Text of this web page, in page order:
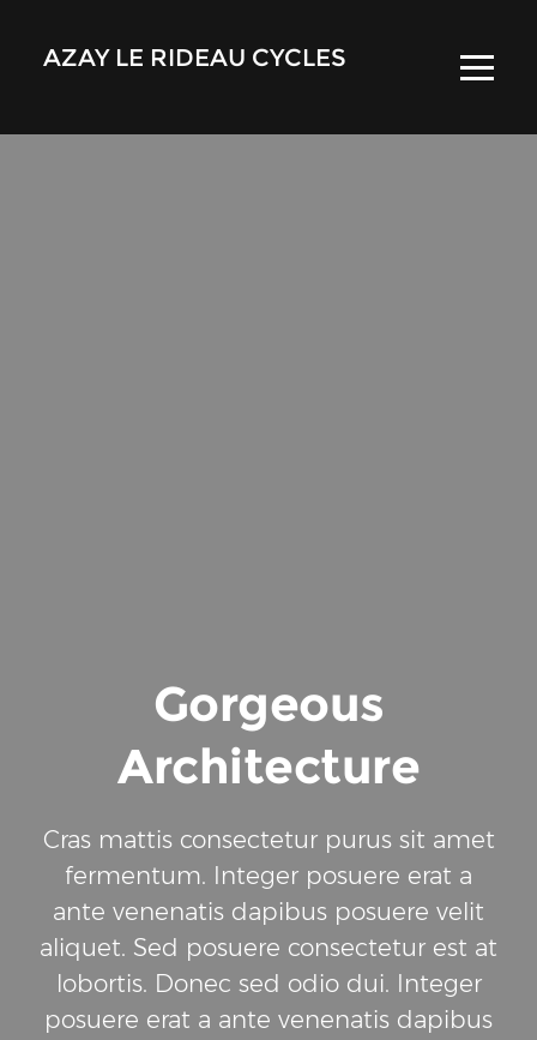
AZAY LE RIDEAU CYCLES
Gorgeous
Architecture
Cras mattis consectetur purus sit amet
fermentum. Integer posuere erat a
ante venenatis dapibus posuere velit
aliquet. Sed posuere consectetur est at
lobortis. Donec sed odio dui. Integer
posuere erat a ante venenatis dapibus